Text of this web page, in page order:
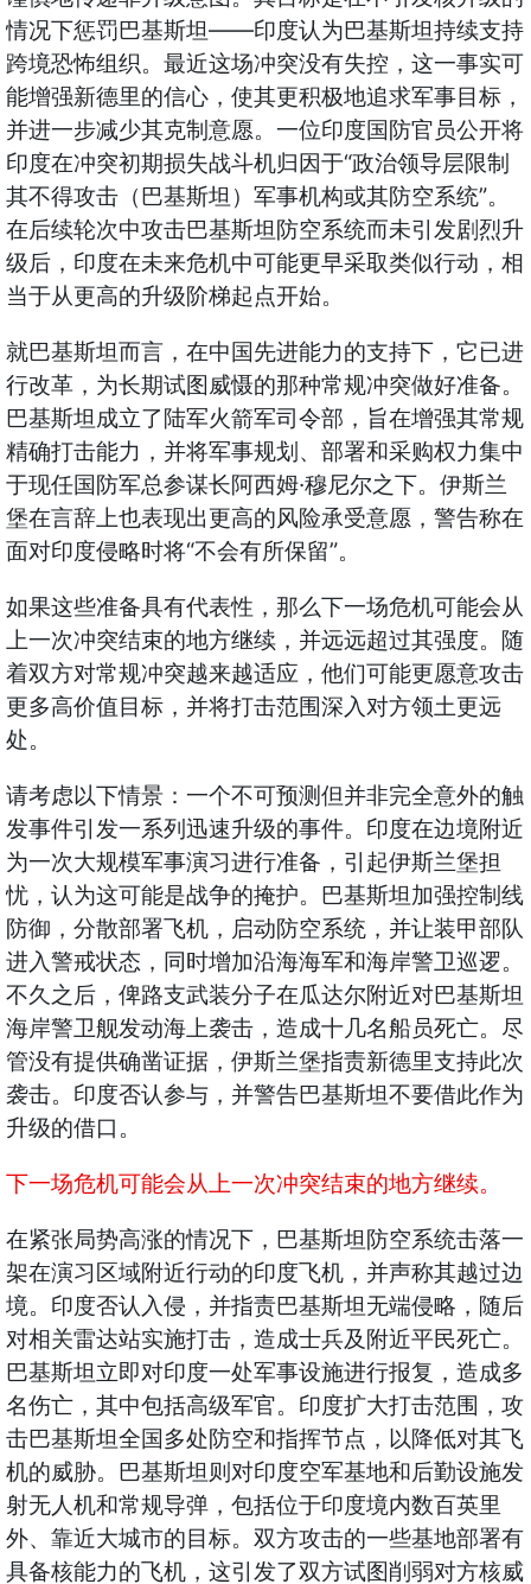
情况下惩罚巴基斯坦——印度认为巴基斯坦持续支持
跨境恐怖组织。最近这场冲突没有失控，这一事实可
能增强新德里的信心，使其更积极地追求军事目标，
并进一步减少其克制意愿。一位印度国防官员公开将
印度在冲突初期损失战斗机归因于“政治领导层限制
其不得攻击（巴基斯坦）军事机构或其防空系统”。
在后续轮次中攻击巴基斯坦防空系统而未引发剧烈升
级后，印度在未来危机中可能更早采取类似行动，相
当于从更高的升级阶梯起点开始。
就巴基斯坦而言，在中国先进能力的支持下，它已进
行改革，为长期试图威慑的那种常规冲突做好准备。
巴基斯坦成立了陆军火箭军司令部，旨在增强其常规
精确打击能力，并将军事规划、部署和采购权力集中
于现任国防军总参谋长阿西姆·穆尼尔之下。伊斯兰
堡在言辞上也表现出更高的风险承受意愿，警告称在
面对印度侵略时将“不会有所保留”。
如果这些准备具有代表性，那么下一场危机可能会从
上一次冲突结束的地方继续，并远远超过其强度。随
着双方对常规冲突越来越适应，他们可能更愿意攻击
更多高价值目标，并将打击范围深入对方领土更远
处。
请考虑以下情景：一个不可预测但并非完全意外的触
发事件引发一系列迅速升级的事件。印度在边境附近
为一次大规模军事演习进行准备，引起伊斯兰堡担
忧，认为这可能是战争的掩护。巴基斯坦加强控制线
防御，分散部署飞机，启动防空系统，并让装甲部队
进入警戒状态，同时增加沿海海军和海岸警卫巡逻。
不久之后，俾路支武装分子在瓜达尔附近对巴基斯坦
海岸警卫舰发动海上袭击，造成十几名船员死亡。尽
管没有提供确凿证据，伊斯兰堡指责新德里支持此次
袭击。印度否认参与，并警告巴基斯坦不要借此作为
升级的借口。
下一场危机可能会从上一次冲突结束的地方继续。
在紧张局势高涨的情况下，巴基斯坦防空系统击落一
架在演习区域附近行动的印度飞机，并声称其越过边
境。印度否认入侵，并指责巴基斯坦无端侵略，随后
对相关雷达站实施打击，造成士兵及附近平民死亡。
巴基斯坦立即对印度一处军事设施进行报复，造成多
名伤亡，其中包括高级军官。印度扩大打击范围，攻
击巴基斯坦全国多处防空和指挥节点，以降低对其飞
机的威胁。巴基斯坦则对印度空军基地和后勤设施发
射无人机和常规导弹，包括位于印度境内数百英里
外、靠近大城市的目标。双方攻击的一些基地部署有
具备核能力的飞机，这引发了双方试图削弱对方核威